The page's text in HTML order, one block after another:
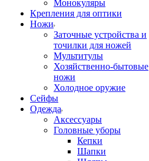
Монокуляры
Крепления для оптики
Ножи
Заточные устройства и
точилки для ножей
Мультитулы
Хозяйственно-бытовые
ножи
Холодное оружие
Сейфы
Одежда
Аксессуары
Головные уборы
Кепки
Шапки